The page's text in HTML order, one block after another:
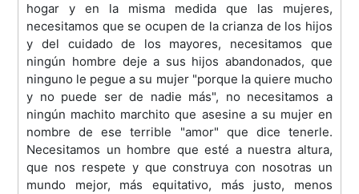
hogar y en la misma medida que las mujeres,
necesitamos que se ocupen de la crianza de los hijos
y del cuidado de los mayores, necesitamos que
ningún hombre deje a sus hijos abandonados, que
ninguno le pegue a su mujer "porque la quiere mucho
y no puede ser de nadie más", no necesitamos a
ningún machito marchito que asesine a su mujer en
nombre de ese terrible "amor" que dice tenerle.
Necesitamos un hombre que esté a nuestra altura,
que nos respete y que construya con nosotras un
mundo mejor, más equitativo, más justo, menos